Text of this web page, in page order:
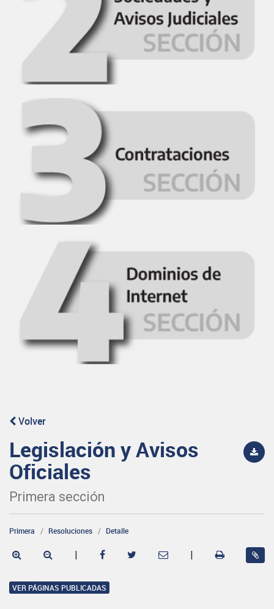
Volver
Legislación y Avisos
Oficiales
Primera sección
Primera Resoluciones Detalle
| |
VER PÁGINAS PUBLICADAS